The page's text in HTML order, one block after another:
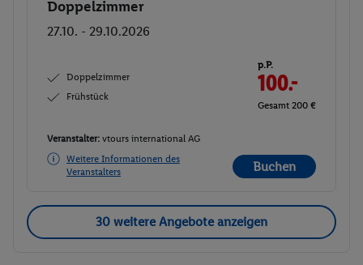
Buchen
Doppelzimmer
27.10. - 29.10.2026
Doppelzimmer
Frühstück
p.P.
100.-
Gesamt 200 €
Veranstalter: vtours international AG
Weitere Informationen des
Veranstalters
Buchen
30 weitere Angebote anzeigen